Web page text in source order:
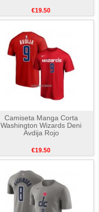
€19.50
Camiseta Manga Corta
Washington Wizards Deni
Avdija Rojo
€19.50